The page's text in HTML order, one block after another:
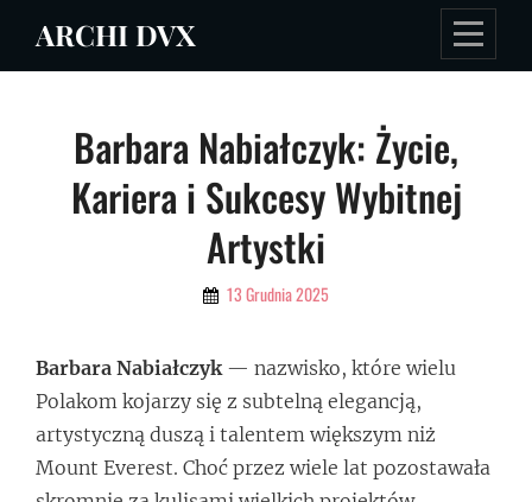
ARCHI DVX
Barbara Nabiałczyk: Życie,
Kariera i Sukcesy Wybitnej
Artystki
By 13 Grudnia 2025
Barbara Nabiałczyk— nazwisko, które wielu
Polakom kojarzy się z subtelną elegancją,
artystyczną duszą i talentem większym niż
Mount Everest. Choć przez wiele lat pozostawała
Nawigacja
wpisu